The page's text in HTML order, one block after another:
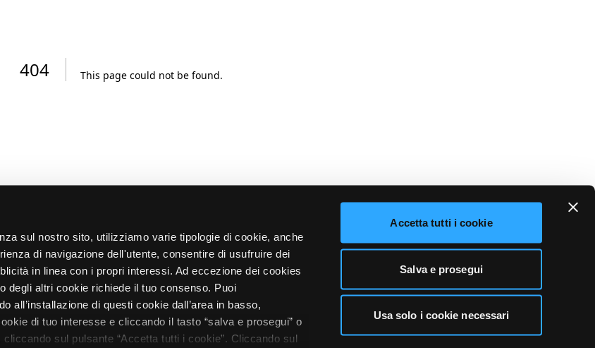
sul nostro sito, utilizziamo varie tipologie di cookie, anche
di navigazione dell'utente, consentire di usufruire dei
in linea con i propri interessi. Ad eccezione dei cookies
degli altri cookie richiede il tuo consenso. Puoi
all’installazione di questi cookie dall’area in basso,
di tuo interesse e cliccando il tasto “salva e prosegui” o
sul pulsante “Accetta tutti i cookie”. Cliccando sul
Accetta tutti i cookie
Salva e prosegui
Usa solo i cookie necessari
404 This page could not be found.